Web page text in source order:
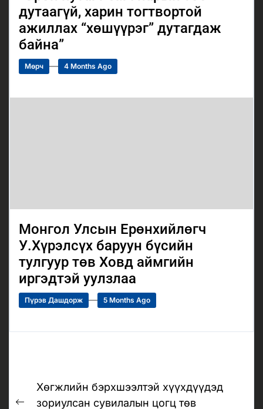
дутаагүй, харин тогтвортой
ажиллах “хөшүүрэг” дутагдаж
байна”
Мөрч 4 Months Ago
Монгол Улсын Ерөнхийлөгч
У.Хүрэлсүх баруун бүсийн
тулгуур төв Ховд аймгийн
иргэдтэй уулзлаа
Пүрэв Дашдорж 5 Months Ago
navigation
Хөгжлийн бэрхшээлтэй хүүхдүүдэд
зориулсан сувилалын цогц төв